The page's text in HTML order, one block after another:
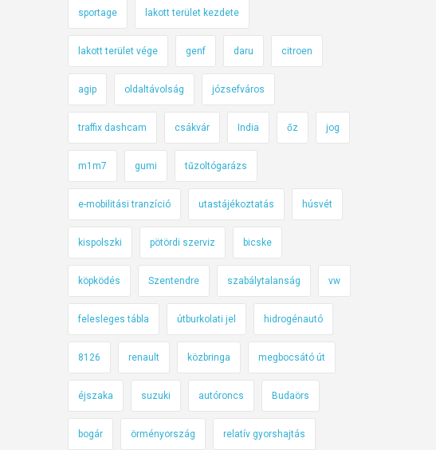
sportage lakott terület kezdete
lakott terület vége genf daru citroen
agip oldaltávolság józsefváros
traffix dashcam csákvár India őz jog
m1m7 gumi tűzoltógarázs
e-mobilitási tranzíció utastájékoztatás húsvét
kispolszki pötördi szerviz bicske
köpködés Szentendre szabálytalanság vw
felesleges tábla útburkolati jel hidrogénautó
8126 renault közbringa megbocsátó út
éjszaka suzuki autóroncs Budaörs
bogár örményország relatív gyorshajtás